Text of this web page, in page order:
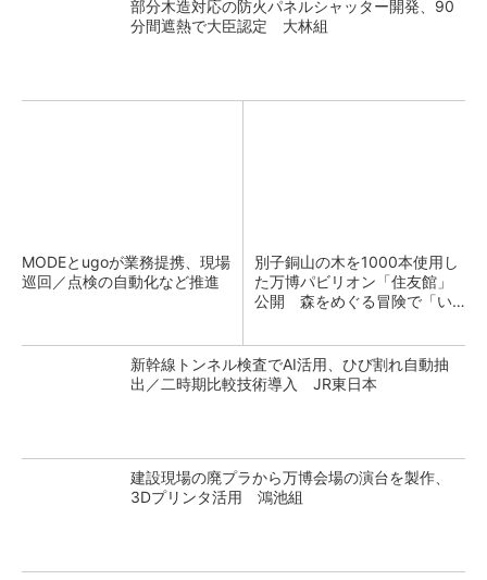
部分木造対応の防火パネルシャッター開発、90
分間遮熱で大臣認定 大林組
MODEとugoが業務提携、現場
巡回／点検の自動化など推進
別子銅山の木を1000本使用し
た万博パビリオン「住友館」
公開 森をめぐる冒険で「い
新幹線トンネル検査でAI活用、ひび割れ自動抽
出／二時期比較技術導入 JR東日本
建設現場の廃プラから万博会場の演台を製作、
3Dプリンタ活用 鴻池組